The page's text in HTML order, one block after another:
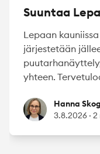
Suuntaa
Lepaan
järjestetään
yhteen.
Hanna Skogster
Hanna
3.8.2026 · 2